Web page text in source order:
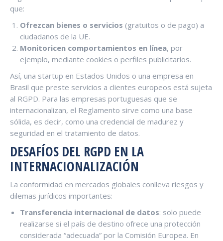
que:
Ofrezcan bienes o servicios (gratuitos o de pago) a
ciudadanos de la UE.
Monitoricen comportamientos en línea, por
ejemplo, mediante cookies o perfiles publicitarios.
Así, una startup en Estados Unidos o una empresa en
Brasil que preste servicios a clientes europeos está sujeta
al RGPD. Para las empresas portuguesas que se
internacionalizan, el Reglamento sirve como una base
sólida, es decir, como una credencial de madurez y
seguridad en el tratamiento de datos.
DESAFÍOS DEL RGPD EN LA
INTERNACIONALIZACIÓN
La conformidad en mercados globales conlleva riesgos y
dilemas jurídicos importantes:
Transferencia internacional de datos: solo puede
realizarse si el país de destino ofrece una protección
considerada “adecuada” por la Comisión Europea. En